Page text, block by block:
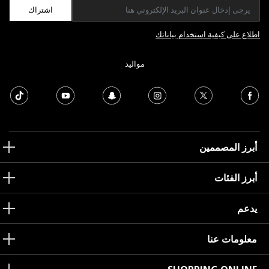
اشتراك
اطلاع على كيفية استخدام بياناتك
مواليد
أبرز المصممين
أبرز الفئات
يدعم
معلومات عنا